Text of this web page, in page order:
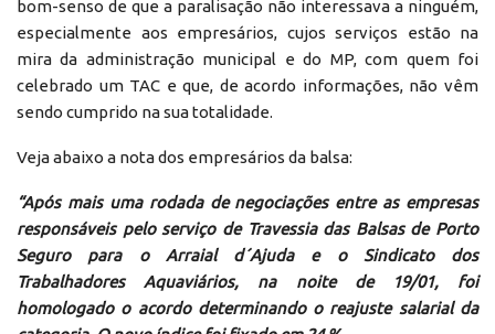
bom-senso de que a paralisação não interessava a ninguém,
especialmente aos empresários, cujos serviços estão na
mira da administração municipal e do MP, com quem foi
celebrado um TAC e que, de acordo informações, não vêm
sendo cumprido na sua totalidade.
Veja abaixo a nota dos empresários da balsa:
“Após mais uma rodada de negociações entre as empresas
responsáveis pelo serviço de Travessia das Balsas de Porto
Seguro para o Arraial d´Ajuda e o Sindicato dos
Trabalhadores Aquaviários, na noite de 19/01, foi
homologado o acordo determinando o reajuste salarial da